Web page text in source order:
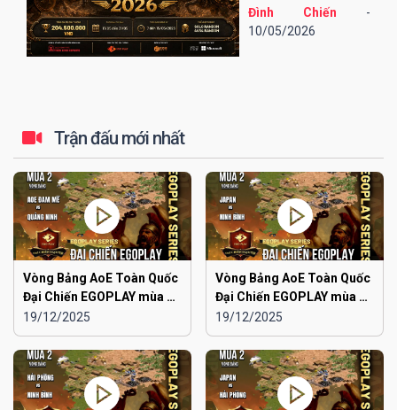
chức giải đấu AoE Bé
Yêu Cup 2026 (lần
Đình Chiến -
10/05/2026
Trận đấu mới nhất
Vòng Bảng AoE Toàn Quốc
Đại Chiến EGOPLAY mùa 2 |
Aoe Đam Mê vs Quảng
Ninh
19/12/2025
Vòng Bảng AoE Toàn Quốc
Đại Chiến EGOPLAY mùa 2 |
Japan vs Ninh Bình
19/12/2025